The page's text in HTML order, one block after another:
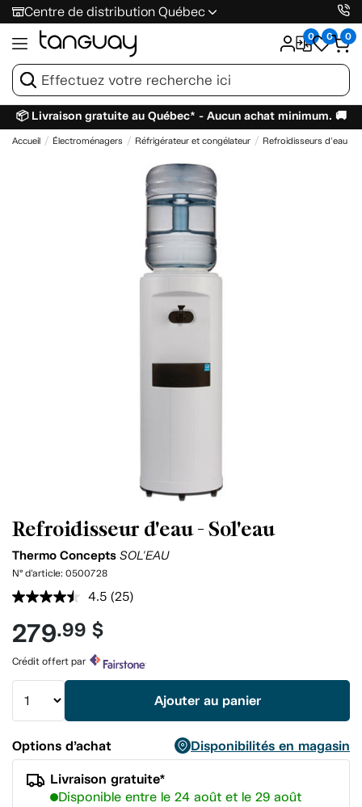
Centre de distribution Québec
0 0 0
📦 Livraison gratuite au Québec* - Aucun achat minimum. 🚚
Accueil Électroménagers Réfrigérateur et congélateur Refroidisseurs d'eau
Refroidisseur d'eau - Sol'eau
Thermo Concepts SOL'EAU
N° d'article: 0500728
4.5 Lire
vers
la
(25)
279.99 $
Crédit offert par
Ajouter au panier
Options d’achat
Disponibilités en magasin
Livraison gratuite*
Disponible entre le 24 août et le 29 août